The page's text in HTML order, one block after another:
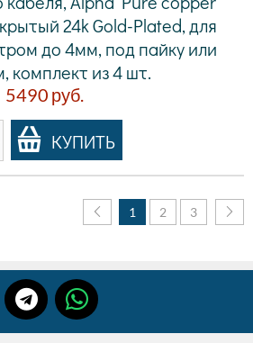
24k Gold-Plated, для
до 4мм, под пайку или
комплект из 4 шт.
5490 руб.
КУПИТЬ
1 2 3